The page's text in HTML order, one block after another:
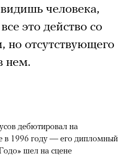
человека,
это действо со
но отсутствующего
нем.
дебютировал на
в 1996 году — его дипломный
шел на сцене